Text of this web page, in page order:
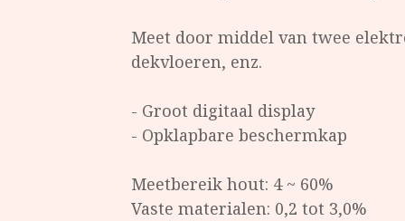
Meet door middel van twee
dekvloeren, enz.
- Groot digitaal display
- Opklapbare beschermkap
Meetbereik hout: 4 ~ 60%
Vaste materialen: 0,2 tot 3,0%